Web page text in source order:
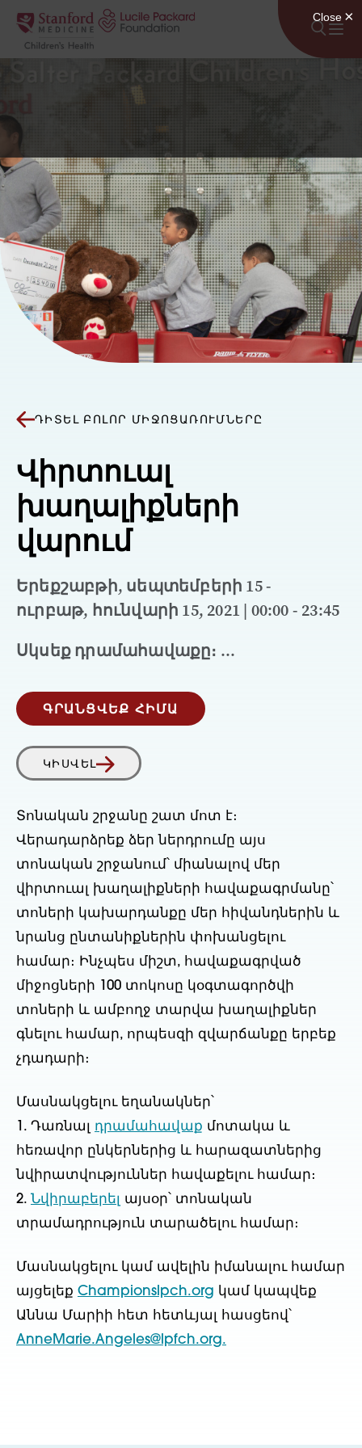
Անցնել բովանդակությանը
ԴԻՏԵԼ ԲՈԼՈՐ ՄԻՋՈՑԱՌՈՒՄՆԵՐԸ
Վիրտուալ
խաղալիքների
վարում
Երեքշաբթի, սեպտեմբերի 15 -
ուրբաթ, հունվարի 15, 2021 | 00:00 - 23:45
Սկսեք դրամահավաքը։ ...
ԳՐԱՆՑՎԵՔ ՀԻՄԱ
ԿԻՍՎԵԼ
Տոնական շրջանը շատ մոտ է։
Վերադարձրեք ձեր ներդրումը այս
տոնական շրջանում՝ միանալով մեր
վիրտուալ խաղալիքների հավաքագրմանը՝
տոների կախարդանքը մեր հիվանդներին և
նրանց ընտանիքներին փոխանցելու
համար։ Ինչպես միշտ, հավաքագրված
միջոցների 100 տոկոսը կօգտագործվի
տոների և ամբողջ տարվա խաղալիքներ
գնելու համար, որպեսզի զվարճանքը երբեք
չդադարի։
Մասնակցելու եղանակներ՝
1. Դառնալ դրամահավաք մոտակա և
հեռավոր ընկերներից և հարազատներից
նվիրատվություններ հավաքելու համար։
2. Նվիրաբերել այսօր՝ տոնական
տրամադրություն տարածելու համար։
Մասնակցելու կամ ավելին իմանալու համար
այցելեք Championslpch.org կամ կապվեք
Աննա Մարիի հետ հետևյալ հասցեով՝
AnneMarie.Angeles@lpfch.org.